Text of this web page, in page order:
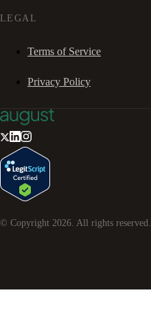
LEGAL
Terms of Service
Privacy Policy
© Copyright 2026. All rights reserved.